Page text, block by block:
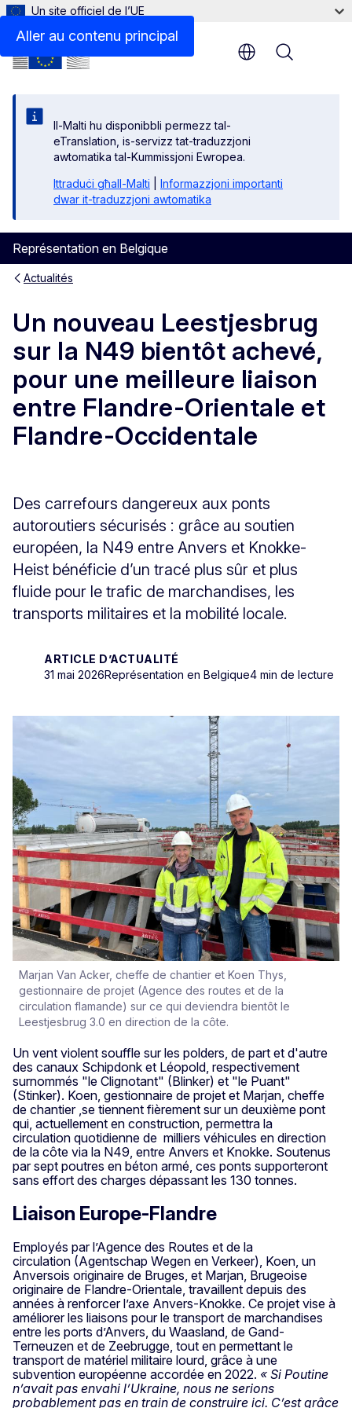
Aller au contenu principal
Un site officiel de l’UE
Il-Malti hu disponibbli permezz tal-
eTranslation, is-servizz tat-traduzzjoni
awtomatika tal-Kummissjoni Ewropea.
Ittraduċi għall-Malti
Informazzjoni importanti
dwar it-traduzzjoni awtomatika
Représentation en Belgique
Menu
Actualités
Un nouveau Leestjesbrug
sur la N49 bientôt achevé,
pour une meilleure liaison
entre Flandre-Orientale et
Flandre-Occidentale
Des carrefours dangereux aux ponts
autoroutiers sécurisés : grâce au soutien
européen, la N49 entre Anvers et Knokke-
Heist bénéficie d’un tracé plus sûr et plus
fluide pour le trafic de marchandises, les
transports militaires et la mobilité locale.
ARTICLE D’ACTUALITÉ
31 mai 2026Représentation en Belgique4 min de lecture
Marjan Van Acker, cheffe de chantier et Koen Thys,
gestionnaire de projet (Agence des routes et de la
circulation flamande) sur ce qui deviendra bientôt le
Leestjesbrug 3.0 en direction de la côte.
Un vent violent souffle sur les polders, de part et d'autre
des canaux Schipdonk et Léopold, respectivement
surnommés "le Clignotant" (Blinker) et "le Puant"
(Stinker). Koen, gestionnaire de projet et Marjan, cheffe
de chantier ,se tiennent fièrement sur un deuxième pont
qui, actuellement en construction, permettra la
circulation quotidienne de milliers véhicules en direction
de la côte via la N49, entre Anvers et Knokke. Soutenus
par sept poutres en béton armé, ces ponts supporteront
sans effort des charges dépassant les 130 tonnes.
Liaison Europe-Flandre
Employés par l’Agence des Routes et de la
circulation (Agentschap Wegen en Verkeer), Koen, un
Anversois originaire de Bruges, et Marjan, Brugeoise
originaire de Flandre-Orientale, travaillent depuis des
années à renforcer l’axe Anvers-Knokke. Ce projet vise à
améliorer les liaisons pour le transport de marchandises
entre les ports d’Anvers, du Waasland, de Gand-
Terneuzen et de Zeebrugge, tout en permettant le
transport de matériel militaire lourd, grâce à une
subvention européenne accordée en 2022. « Si Poutine
n’avait pas envahi l’Ukraine, nous ne serions
probablement pas en train de construire ici. C’est grâce